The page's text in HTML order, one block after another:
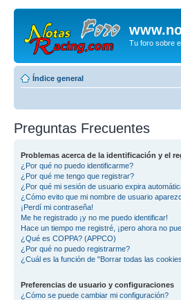
Tu foro sobre
Índice general
Preguntas Frecuentes
Problemas acerca de la identificación y el
¿Por qué no puedo identificarme?
¿Por qué me tengo que registrar?
¿Por qué mi sesión de usuario expira
¿Cómo evito que mi nombre de usuario
¡Perdí mi contraseña!
Me he registrado ¡y no me puedo identificar!
Hace un tiempo me registré, ¡pero ahora no
¿Qué es COPPA? (APPCO)
¿Por qué no puedo registrarme?
¿Cuál es la función de "Borrar todas las
Preferencias de usuario y configuraciones
¿Cómo se puede cambiar mi configuración?